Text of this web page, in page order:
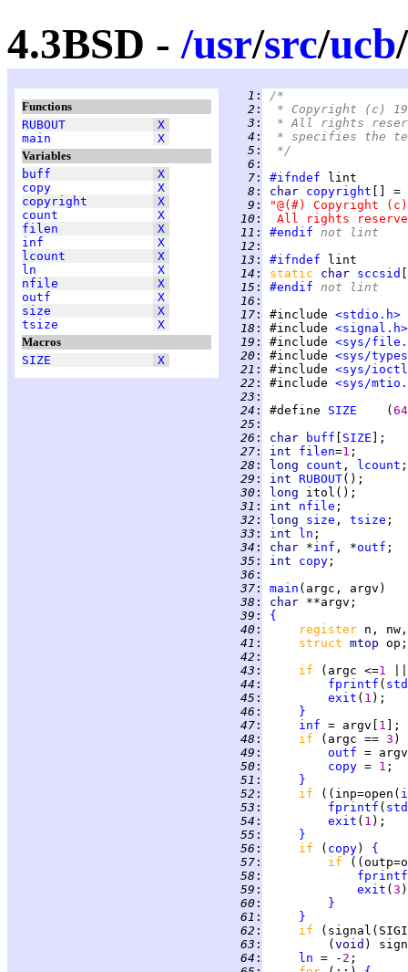
4.3BSD -/usr/src/ucb/
Functions
RUBOUT
X
main
X
Variables
buff
X
copy
X
copyright
X
count
X
filen
X
inf
X
lcount
X
ln
X
nfile
X
outf
X
size
X
tsize
X
Macros
SIZE
X
   1
:
/*
   2
:
* Copyright (c)
   3
:
* All rights
   4
:
* specifies the
   5
:
*/
   6
:
   7
: #ifndef
   8
: char copyright
   9
:
"@(#) Copyright
  10
:
All rights
  11
: #endif not lint
  12
:
  13
: #ifndef
  14
: static char sccsid
  15
: #endif not lint
  16
:
  17
: #include <stdio.h>
  18
: #include <signal.h>
  19
: #include <sys/
  20
: #include <sys/
  21
: #include <sys/
  22
: #include <sys/
  23
:
  24
: #define SIZE
    (
  25
:
  26
: char buff SIZE
  27
: int filen=1
  28
: long count ,
lcount
  29
: int RUBOUT
  30
: long
  31
: int nfile
  32
: long size , tsize
  33
: int ln
  34
: char *inf , *outf
  35
: int copy
  36
:
  37
: main
  38
: char
  39
:
{
  40
:
register
  41
: struct mtop
  42
:
  43
: if (argc <=1
  44
: fprintf (
  45
: exit ( 1
  46
:
}
  47
: inf = argv[ 1
  48
: if (argc == 3 )
  49
: outf =
  50
: copy = 1
  51
:
}
  52
: if ((inp=open(
  53
: fprintf (
  54
: exit ( 1
  55
:
}
  56
: if ( copy) {
  57
: if
  58
:
fprintf
  59
: exit ( 3
  60
:
}
  61
:
}
  62
:
if
  63
:
         (
void )
  64
: ln = - 2